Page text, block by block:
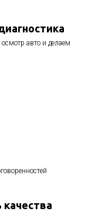
авто и делаем